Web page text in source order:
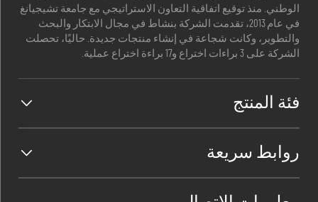
الوطني. منذ توقيع اتفاقية التعاون الاستراتيجي مع جامعة تشيجيانغ
في عام 2013، تقدمت الشركة بنشاط في مجال الابتكار والبحث
والتطوير، وكانت شجاعة في إنشاء منتجات جديدة. حاليًا، تحصلت
الشركة على 3 براءات اختراع و17 براءة اختراع عملية.
فئة المنتج
روابط سريعة